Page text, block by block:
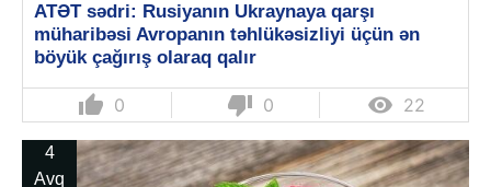
ATƏT sədri: Rusiyanın Ukraynaya qarşı
müharibəsi Avropanın təhlükəsizliyi üçün ən
böyük çağırış olaraq qalır
thumb_up 0 thumb_down 0  22
4
Avq